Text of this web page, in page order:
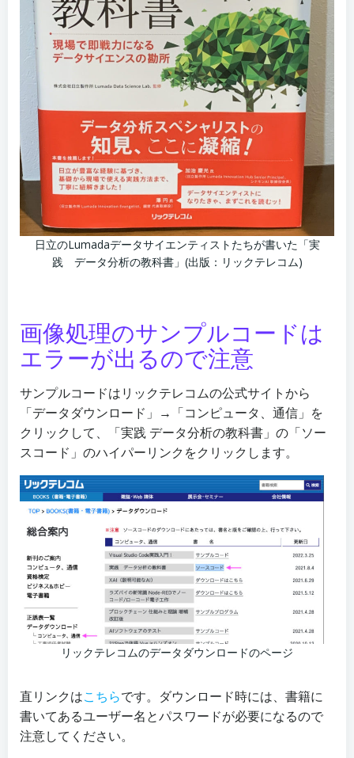
日立のLumadaデータサイエンティストたちが書いた「実
践 データ分析の教科書」(出版：リックテレコム)
画像処理のサンプルコードは
エラーが出るので注意
サンプルコードはリックテレコムの公式サイトから
「データダウンロード」→「コンピュータ、通信」を
クリックして、「実践 データ分析の教科書」の「ソー
スコード」のハイパーリンクをクリックします。
リックテレコムのデータダウンロードのページ
直リンクはこちらです。ダウンロード時には、書籍に
書いてあるユーザー名とパスワードが必要になるので
注意してください。